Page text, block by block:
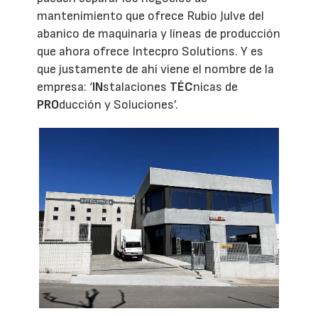
mantenimiento que ofrece Rubio Julve del
abanico de maquinaria y líneas de producción
que ahora ofrece Intecpro Solutions. Y es
que justamente de ahí viene el nombre de la
empresa: ‘INstalaciones TÉCnicas de
PROducción y Soluciones’.